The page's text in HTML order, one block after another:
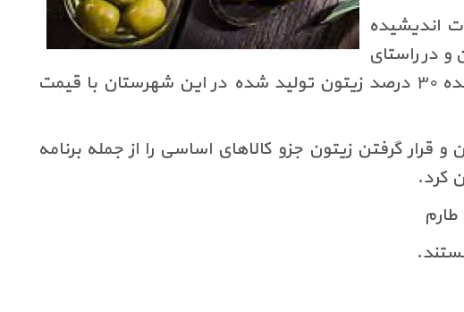
اندیشیده
در راستای
ایجاد تعادل در این بخش گفت: بر اساس برنامه ریزی انجام شده ۳۰ درصد زیتون تولید شده در این شهرستان با قیمت
گرفتن زیتون جزو کالاهای اساسی را از جمله برنامه
کرد.
.